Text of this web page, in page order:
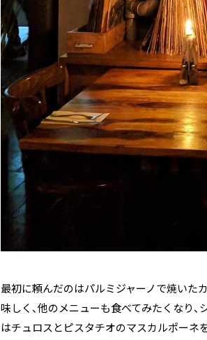
最初に頼んだのはパルミジャーノで焼いた
味しく、他のメニューも食べてみたくなり
はチュロスとピスタチオのマスカルポーネ